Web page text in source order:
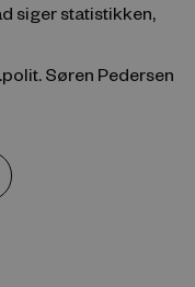
siger statistikken,
Søren Pedersen